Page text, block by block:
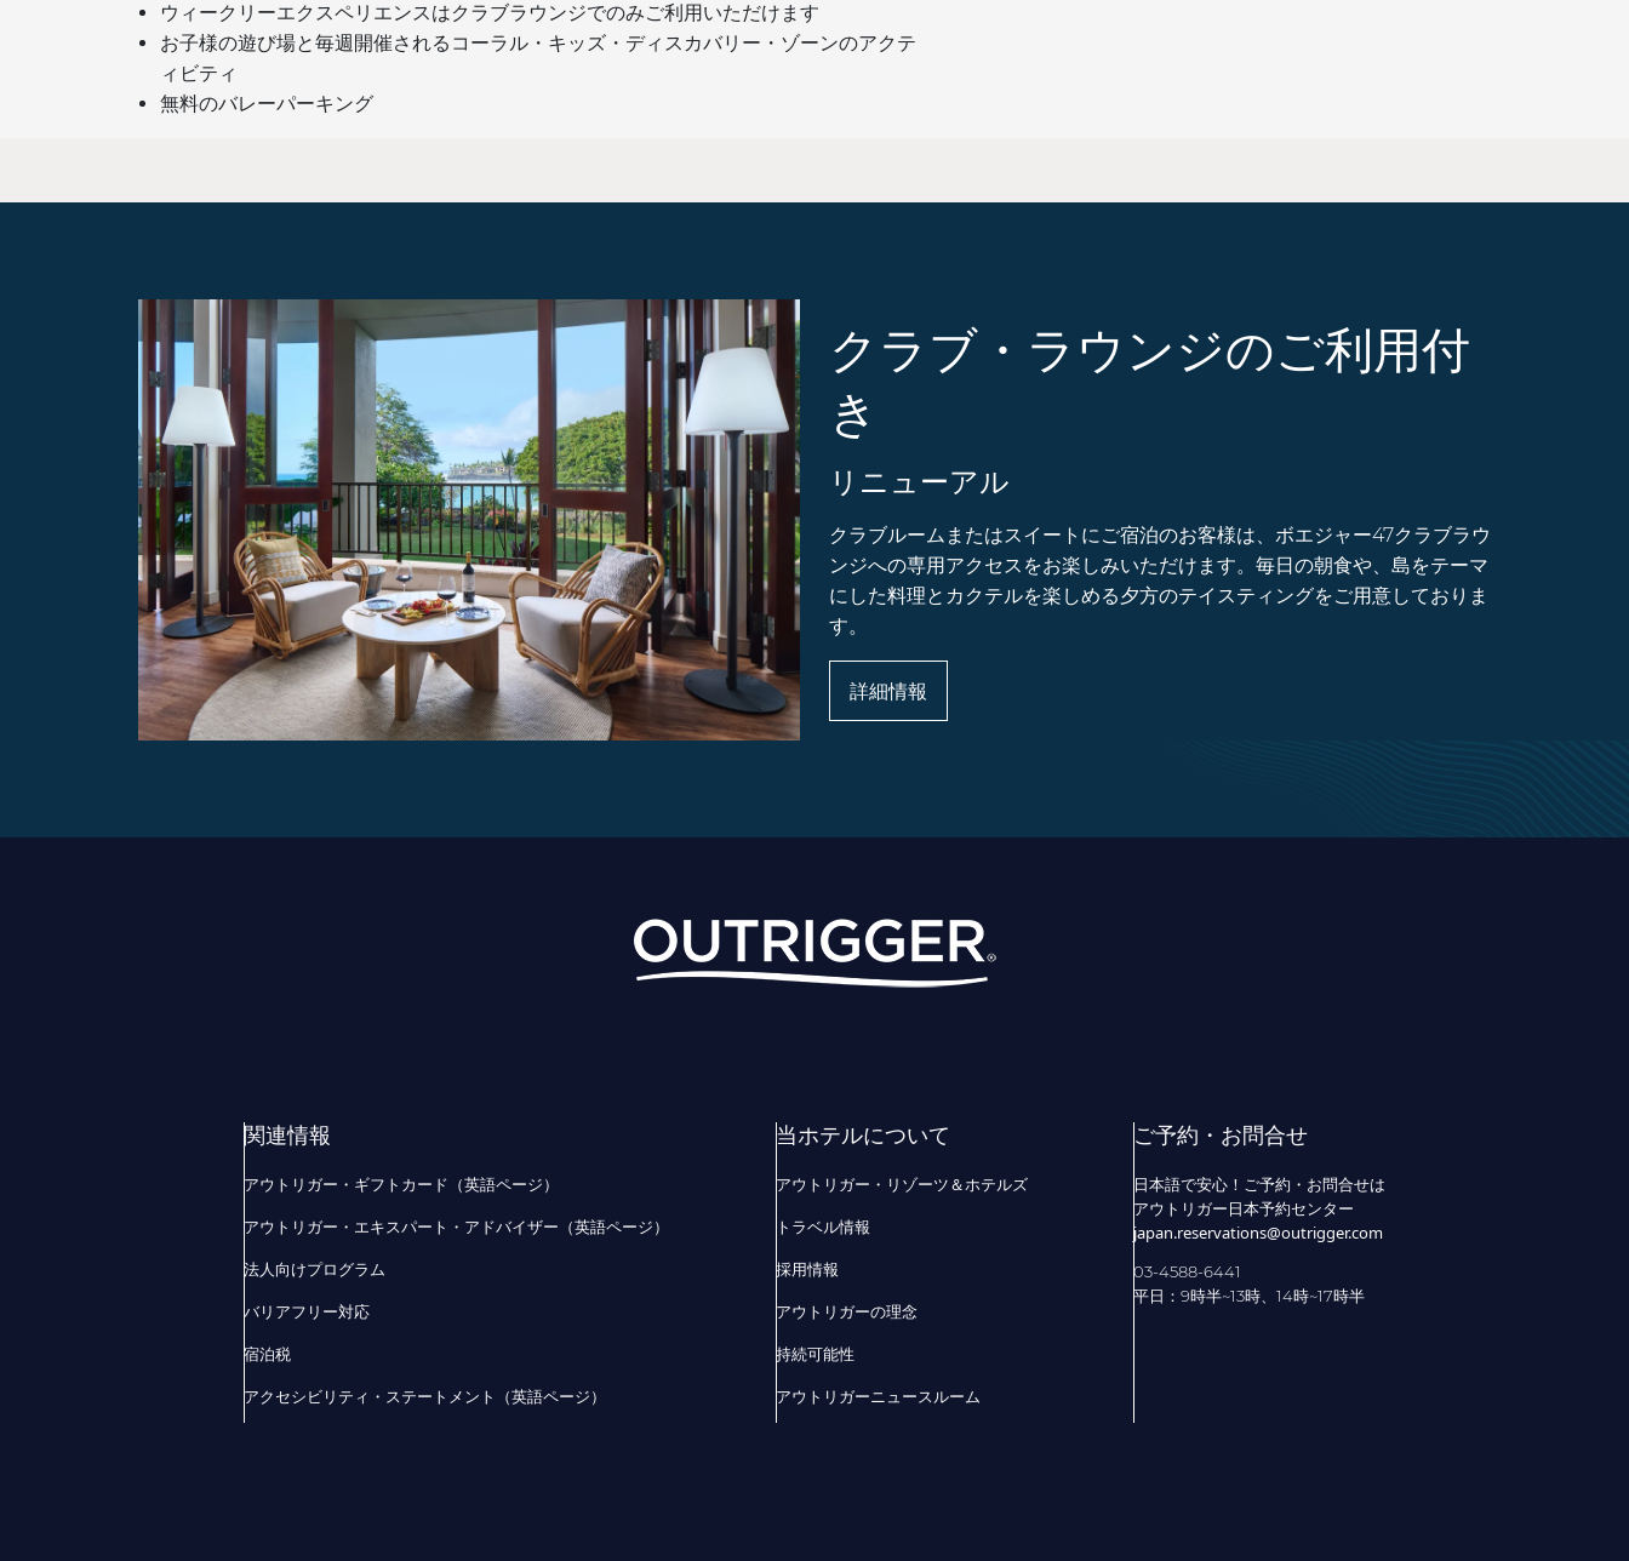
ウィークリーエクスペリエンスはクラブラウンジでのみご利用いただけます
お子様の遊び場と毎週開催されるコーラル・キッズ・ディスカバリー・ゾーンのアクテ
ィビティ
無料のバレーパーキング
クラブ・ラウンジのご利用付
き
リニューアル
クラブルームまたはスイートにご宿泊のお客様は、ボエジャー47クラブラウ
ンジへの専用アクセスをお楽しみいただけます。毎日の朝食や、島をテーマ
にした料理とカクテルを楽しめる夕方のテイスティングをご用意しておりま
す。
詳細情報
関連情報
アウトリガー・ギフトカード（英語ページ）
アウトリガー・エキスパート・アドバイザー（英語ページ）
法人向けプログラム
バリアフリー対応
宿泊税
アクセシビリティ・ステートメント（英語ページ）
当ホテルについて
アウトリガー・リゾーツ＆ホテルズ
トラベル情報
採用情報
アウトリガーの理念
持続可能性
アウトリガーニュースルーム
ご予約・お問合せ
日本語で安心！ご予約・お問合せは
アウトリガー日本予約センター
japan.reservations@outrigger.com
03-4588-6441
平日：9時半~13時、14時~17時半